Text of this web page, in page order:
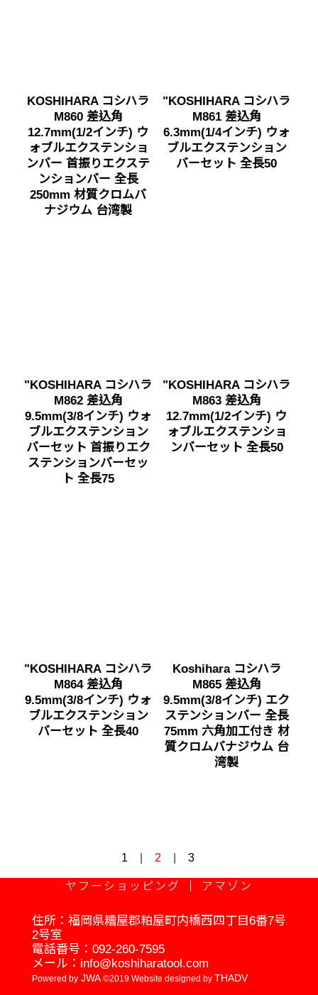
KOSHIHARA コシハラ
M860 差込角
12.7mm(1/2インチ) ウ
ォブルエクステンショ
ンバー 首振りエクステ
ンションバー 全長
250mm 材質クロムバ
ナジウム 台湾製
"KOSHIHARA コシハラ
M861 差込角
6.3mm(1/4インチ) ウォ
ブルエクステンション
バーセット 全長50
"KOSHIHARA コシハラ
M862 差込角
9.5mm(3/8インチ) ウォ
ブルエクステンション
バーセット 首振りエク
ステンションバーセッ
ト 全長75
"KOSHIHARA コシハラ
M863 差込角
12.7mm(1/2インチ) ウ
ォブルエクステンショ
ンバーセット 全長50
"KOSHIHARA コシハラ
M864 差込角
9.5mm(3/8インチ) ウォ
ブルエクステンション
バーセット 全長40
Koshihara コシハラ
M865 差込角
9.5mm(3/8インチ) エク
ステンションバー 全長
75mm 六角加工付き 材
質クロムバナジウム 台
湾製
1 2 3
ヤフーショッピング アマゾン
住所：福岡県糟屋郡粕屋町内橋西四丁目6番7号
2号室
電話番号： 092-260-7595
メール： info@koshiharatool.com
Powered by JWA©2019 Website designed by THADV